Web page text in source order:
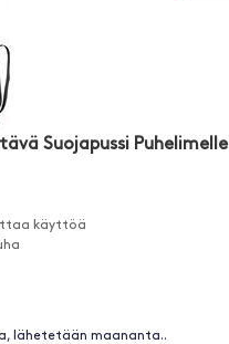
Suojapussi Puhelimelle
käyttöä
lähetetään maananta..